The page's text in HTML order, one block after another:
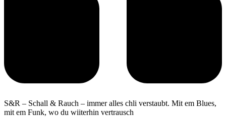
S&R – Schall & Rauch – immer alles chli verstaubt. Mit em Blues,
mit em Funk, wo du wiiterhin vertrausch